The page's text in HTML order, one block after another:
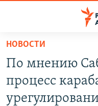
Перейти
основному
содержанию
Перейти
ПОЛИТИКА
НОВОСТИ
По мнению
процесс